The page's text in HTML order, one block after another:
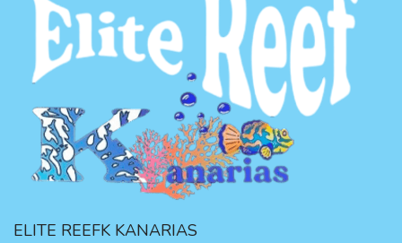
ELITE REEFK KANARIAS